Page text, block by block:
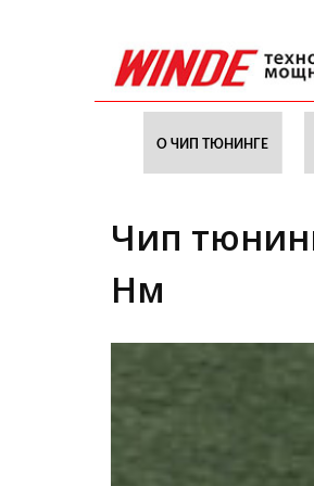
О ЧИП ТЮНИНГЕ
Чип
Нм